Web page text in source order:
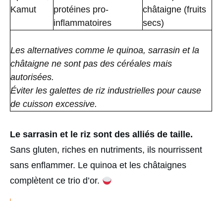
Kamut
protéines pro-
inflammatoires
châtaigne (fruits
secs)
Les alternatives comme le quinoa, sarrasin et la
châtaigne ne sont pas des céréales mais
autorisées.
Éviter les galettes de riz industrielles pour cause
de cuisson excessive.
Le sarrasin et le riz sont des alliés de taille.
Sans gluten, riches en nutriments, ils nourrissent
sans enflammer. Le quinoa et les châtaignes
complètent ce trio d’or.